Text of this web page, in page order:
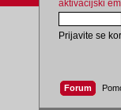
aktivacijski
Prijavite se
Forum